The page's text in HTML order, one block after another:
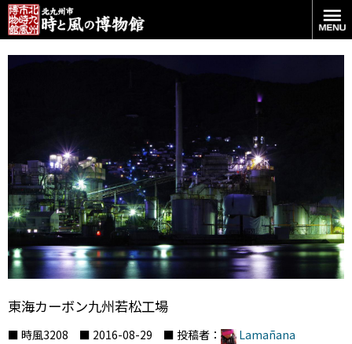
東海カーボン九州若松工場
■ 時風3208 ■ 2016-08-29 ■ 投稿者： Lamañana